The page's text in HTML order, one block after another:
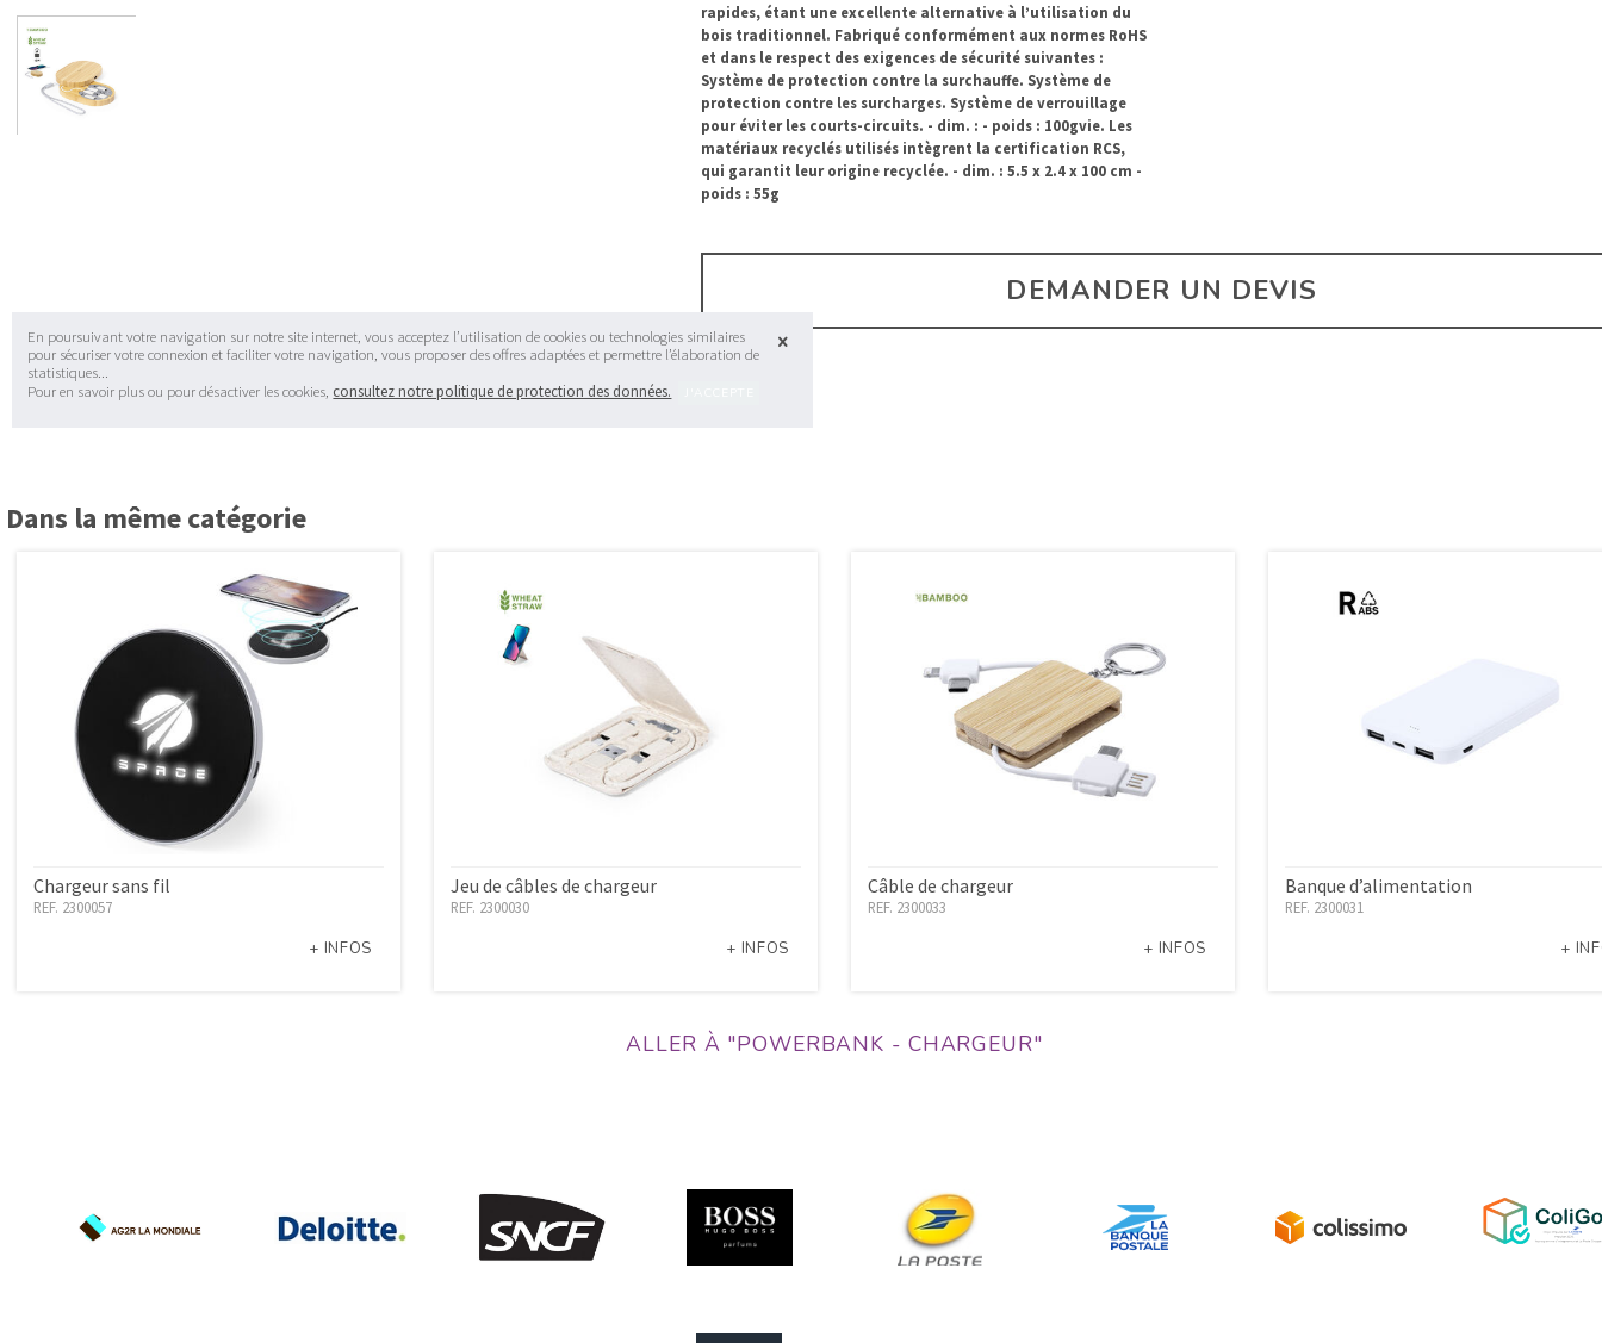
En poursuivant votre navigation sur notre site internet, vous acceptez l’utilisation de cookies ou technologies similaires
pour sécuriser votre connexion et faciliter votre navigation, vous proposer des offres adaptées et permettre l’élaboration de
statistiques...
Pour en savoir plus ou pour désactiver les cookies, consultez notre politique de protection des données.
rapides, étant une excellente alternative à l’utilisation du
bois traditionnel. Fabriqué conformément aux normes RoHS
et dans le respect des exigences de sécurité suivantes :
Système de protection contre la surchauffe. Système de
protection contre les surcharges. Système de verrouillage
pour éviter les courts-circuits. - dim. : - poids : 100gvie. Les
matériaux recyclés utilisés intègrent la certification RCS,
qui garantit leur origine recyclée. - dim. : 5.5 x 2.4 x 100 cm -
poids : 55g
DEMANDER UN DEVIS
Dans la même catégorie
Chargeur sans fil
REF. 2300057
+ INFOS
Jeu de câbles de chargeur
REF. 2300030
+ INFOS
Câble de chargeur
REF. 2300033
+ INFOS
Banque d’alimentation
REF. 2300031
+
ALLER À "POWERBANK - CHARGEUR"